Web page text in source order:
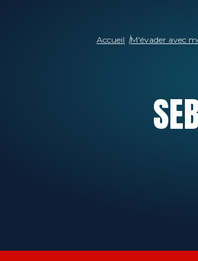
Accueil M'évader avec